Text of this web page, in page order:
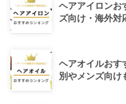
ヘアアイロンお
ズ向け・海外対
ヘアオイルおす
別やメンズ向け